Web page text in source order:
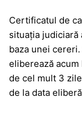
Certificatul de
situația judiciară
baza unei
eliberează
de cel mult 3
de la data